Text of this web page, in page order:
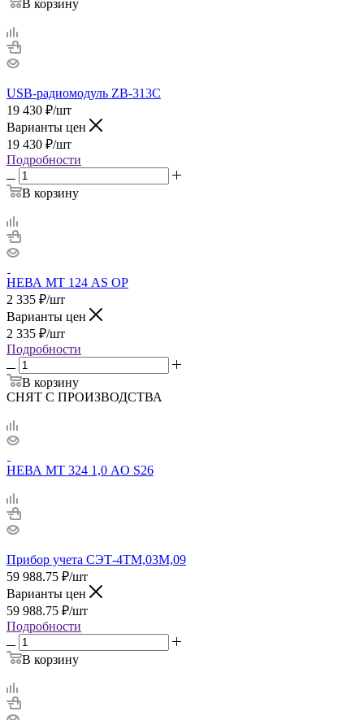
В корзину
USB-радиомодуль ZB-313C
19 430 ₽/шт
Варианты цен
19 430 ₽/шт
Подробности
В корзину
НЕВА МТ 124 AS OP
2 335 ₽/шт
Варианты цен
2 335 ₽/шт
Подробности
В корзину
СНЯТ С ПРОИЗВОДСТВА
НЕВА МТ 324 1,0 AO S26
Прибор учета СЭТ-4ТМ,03М,09
59 988.75 ₽/шт
Варианты цен
59 988.75 ₽/шт
Подробности
В корзину